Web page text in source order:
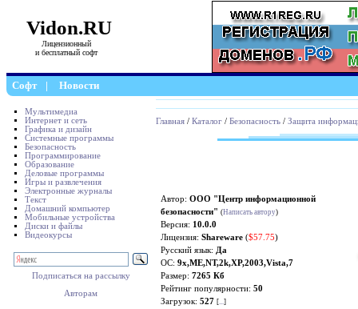
Vidon.RU
Лицензионный
и бесплатный софт
Софт | Новости
Мультимедиа
Интернет и сеть
Графика и дизайн
Системные программы
Безопасность
Программирование
Образование
Деловые программы
Игры и развлечения
Электронные журналы
Текст
Домашний компьютер
Мобильные устройства
Диски и файлы
Видеокурсы
Подписаться на рассылку
Авторам
Главная / Каталог / Безопасность / Защита
Автор: ООО "Центр информационной
безопасности" (Написать автору)
Версия: 10.0.0
Лицензия: Shareware ($57.75)
Русский язык: Да
ОС: 9x,ME,NT,2k,XP,2003,Vista,7
Размер: 7265 Кб
Рейтинг популярности: 50
Загрузок: 527 [...]